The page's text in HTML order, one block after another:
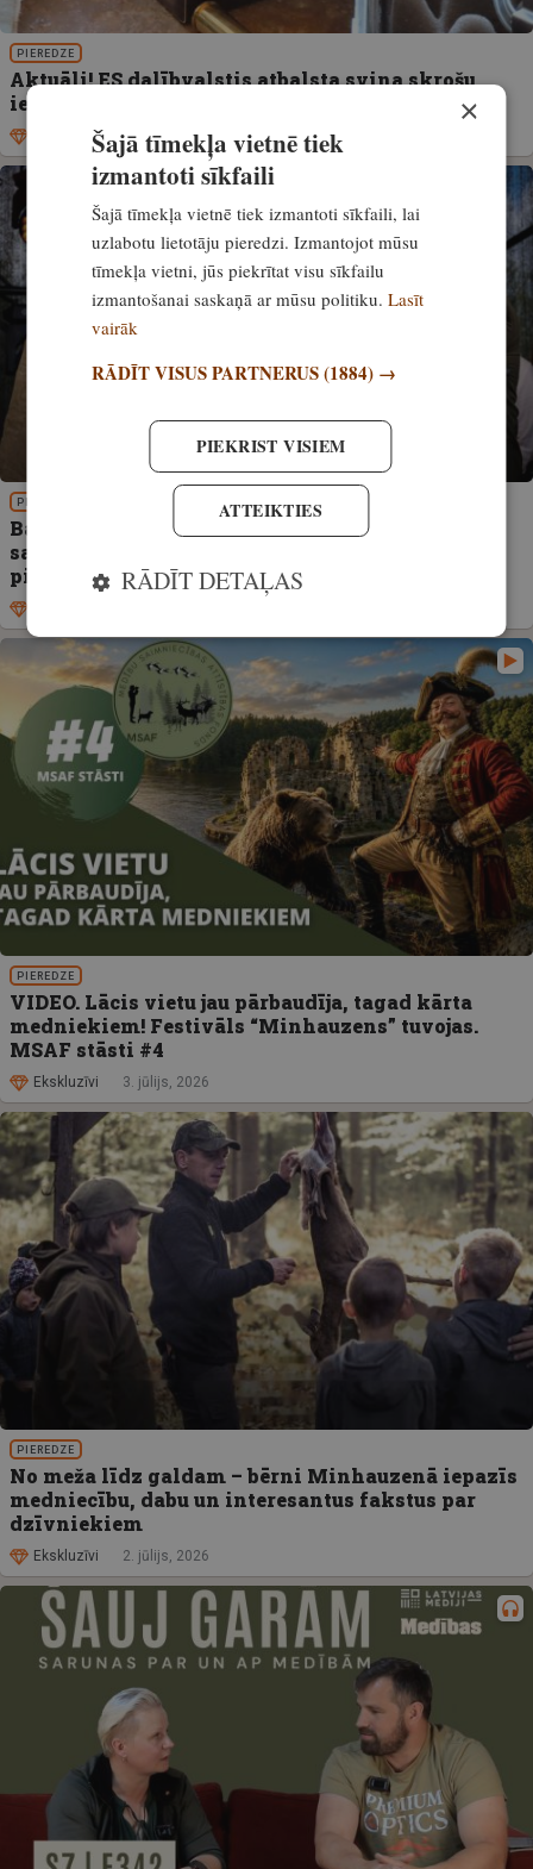
PIEREDZE
Aktuāli! ES dalībvalstis atbalsta svina skrošu
ierobežojumu – ko tas nozīmē medniekiem?
Ekskluzīvi 7. jūlijs, 2026
PIEREDZE
Bauro kā bullis un laimē iespēju nomedīt savu
sapņu bulli! Piesakies Latvijas Staltbriežu
piebaurošanas čempionātam Minhauzenā 2026!
PIEREDZE
VIDEO. Lācis vietu jau pārbaudīja, tagad kārta
medniekiem! Festivāls “Minhauzens” tuvojas.
MSAF stāsti #4
Ekskluzīvi 3. jūlijs, 2026
PIEREDZE
No meža līdz galdam – bērni Minhauzenā iepazīs
medniecību, dabu un interesantus fakstus par
dzīvniekiem
Ekskluzīvi 2. jūlijs, 2026
×
Šajā tīmekļa vietnē tiek
izmantoti sīkfaili
Šajā tīmekļa vietnē tiek izmantoti sīkfaili, lai
uzlabotu lietotāju pieredzi. Izmantojot mūsu
tīmekļa vietni, jūs piekrītat visu sīkfailu
izmantošanai saskaņā ar mūsu politiku.Lasīt
vairāk
RĀDĪT VISUS PARTNERUS(1884) →
PIEKRIST VISIEM
ATTEIKTIES
RĀDĪT DETAĻAS